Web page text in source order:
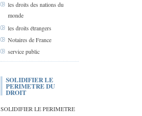
les droits des nations du
monde
les droits étrangers
Notaires de France
service public
SOLIDIFIER LE
PERIMETRE DU
DROIT
SOLIDIFIER LE PERIMETRE